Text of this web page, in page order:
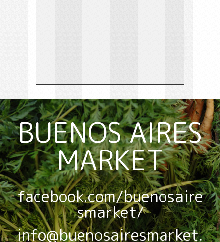
BUENOS AIRES
MARKET
facebook.com/buenosaire
smarket/
info@buenosairesmarket.